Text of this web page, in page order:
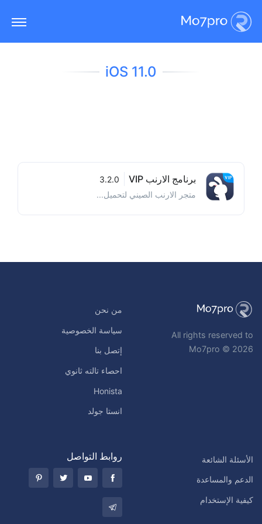
iOS 11.0
برنامج الارنب VIP
3.2.0
متجر الارنب الصيني لتحميل...
All rights reserved to
Mo7pro © 2026
من نحن
سياسة الخصوصية
إتصل بنا
احصاء تالته ثانوي
Honista
انستا جولد
الأسئلة الشائعة
الدعم والمساعدة
كيفية الإستخدام
روابط التواصل